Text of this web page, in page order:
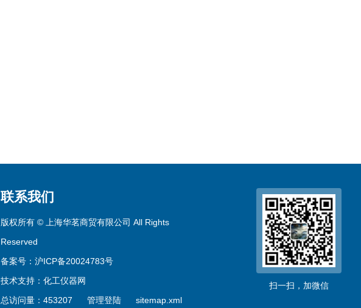
联系我们
版权所有 © 上海华茗商贸有限公司 All Rights
Reserved
备案号：沪ICP备20024783号
技术支持： 化工仪器网
总访问量：453207 管理登陆 sitemap.xml
扫一扫，加微信